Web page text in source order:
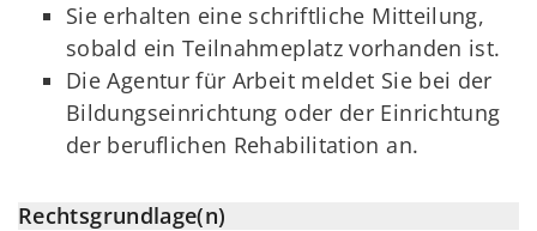
Sie erhalten eine schriftliche Mitteilung,
sobald ein Teilnahmeplatz vorhanden ist.
Die Agentur für Arbeit meldet Sie bei der
Bildungseinrichtung oder der Einrichtung
der beruflichen Rehabilitation an.
Rechtsgrundlage(n)